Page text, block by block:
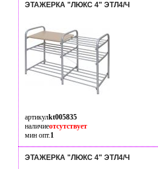
ЭТАЖЕРКА "ЛЮКС 4" ЭТЛ4/Ч
артикулkt005835
наличиеотсутствует
мин опт.1
ЭТАЖЕРКА "ЛЮКС 4" ЭТЛ4/Ч